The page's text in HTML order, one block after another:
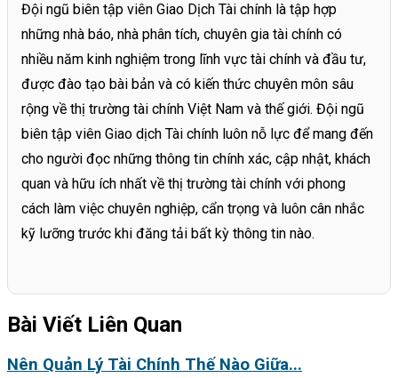
Đội ngũ biên tập viên Giao Dịch Tài chính là tập hợp
những nhà báo, nhà phân tích, chuyên gia tài chính có
nhiều năm kinh nghiệm trong lĩnh vực tài chính và đầu tư,
được đào tạo bài bản và có kiến thức chuyên môn sâu
rộng về thị trường tài chính Việt Nam và thế giới. Đội ngũ
biên tập viên Giao dịch Tài chính luôn nỗ lực để mang đến
cho người đọc những thông tin chính xác, cập nhật, khách
quan và hữu ích nhất về thị trường tài chính với phong
cách làm việc chuyên nghiệp, cẩn trọng và luôn cân nhắc
kỹ lưỡng trước khi đăng tải bất kỳ thông tin nào.
Bài Viết Liên Quan
Nên Quản Lý Tài Chính Thế Nào Giữa...